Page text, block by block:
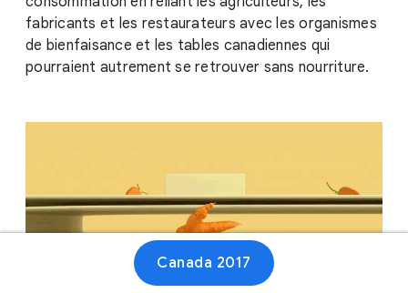
fabricants et les restaurateurs avec les organismes
de bienfaisance et les tables canadiennes qui
pourraient autrement se retrouver sans nourriture.
Canada 2017